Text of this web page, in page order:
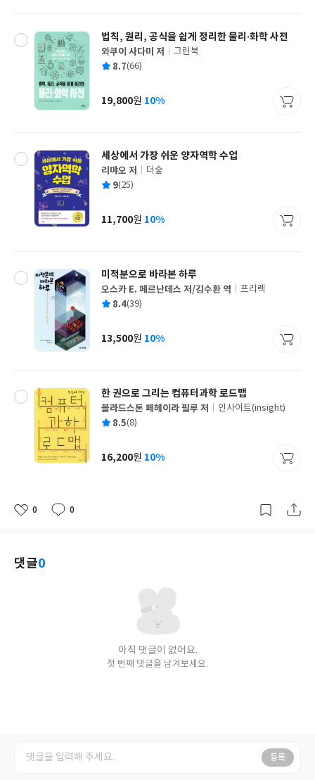
법칙, 원리, 공식을 쉽게 정리한 물리·화학 사전
글
쓴
와쿠이 사다미 저
출
사
그린북
평 8.7(66)
가
19,800원 10%
세상에서 가장 쉬운 양자역학 수업
글
쓴
리먀오 저
출
사
더숲
평 9(25)
가
11,700원 10%
미적분으로 바라본 하루
글
쓴
오스카 E. 페르난데스 저/김수환 역
출
사
프리렉
평 8.4(39)
가
13,500원 10%
한 권으로 그리는 컴퓨터과학 로드맵
글
쓴
블라드스톤 페헤이라 필루 저
출
사
인사이트(insight)
평 8.5(8)
가
16,200원 10%
좋
0
댓
0
작
댓글0
아직 댓글이 없어요.
첫 번째 댓글을 남겨보세요.
등록